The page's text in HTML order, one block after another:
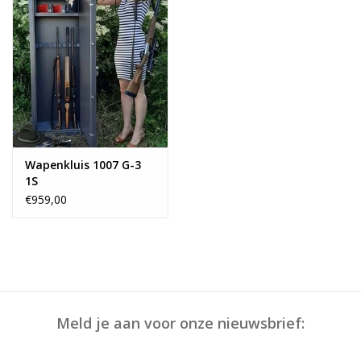
Wapenkluis 1007 G-3
1S
€959,00
Meld je aan voor onze nieuwsbrief: